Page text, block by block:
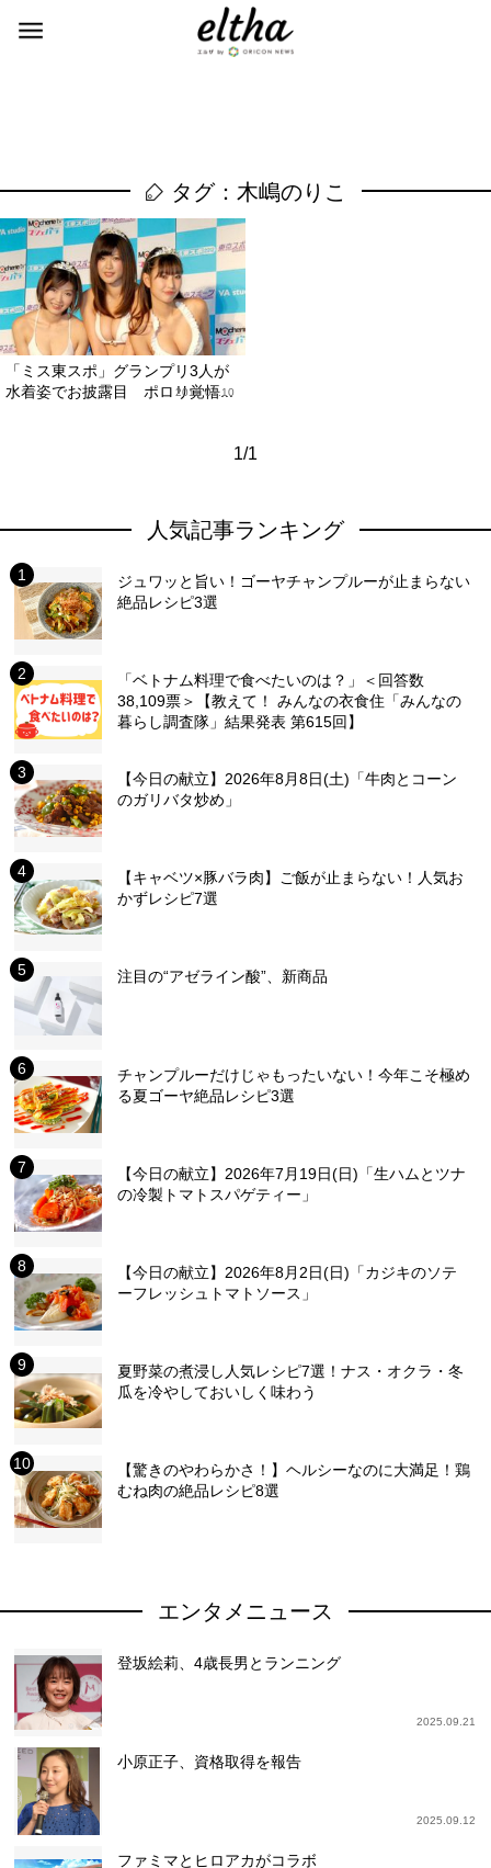
タグ：木嶋のりこ
「ミス東スポ」グランプリ3人が
水着姿でお披露目 ポロリ覚悟...
2012.01.10
1/1
人気記事ランキング
ジュワッと旨い！ゴーヤチャンプルーが止まらない
絶品レシピ3選
「ベトナム料理で食べたいのは？」＜回答数
38,109票＞【教えて！ みんなの衣食住「みんなの
暮らし調査隊」結果発表 第615回】
【今日の献立】2026年8月8日(土)「牛肉とコーン
のガリバタ炒め」
【キャベツ×豚バラ肉】ご飯が止まらない！人気お
かずレシピ7選
注目の“アゼライン酸”、新商品
チャンプルーだけじゃもったいない！今年こそ極め
る夏ゴーヤ絶品レシピ3選
【今日の献立】2026年7月19日(日)「生ハムとツナ
の冷製トマトスパゲティー」
【今日の献立】2026年8月2日(日)「カジキのソテ
ーフレッシュトマトソース」
夏野菜の煮浸し人気レシピ7選！ナス・オクラ・冬
瓜を冷やしておいしく味わう
【驚きのやわらかさ！】ヘルシーなのに大満足！鶏
むね肉の絶品レシピ8選
エンタメニュース
登坂絵莉、4歳長男とランニング
2025.09.21
小原正子、資格取得を報告
2025.09.12
ファミマとヒロアカがコラボ